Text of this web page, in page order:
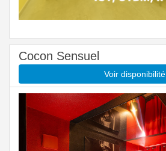
Cocon Sensuel
Voir disponibilité